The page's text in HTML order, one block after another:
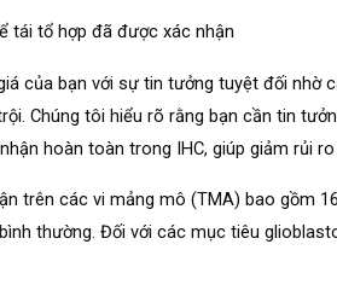
tái tổ hợp đã được xác nhận
của bạn với sự tin tưởng tuyệt đối
Chúng tôi hiểu rõ rằng bạn cần tin
hoàn toàn trong IHC, giúp giảm rủi
trên các vi mảng mô (TMA) bao gồm
thường. Đối với các mục tiêu